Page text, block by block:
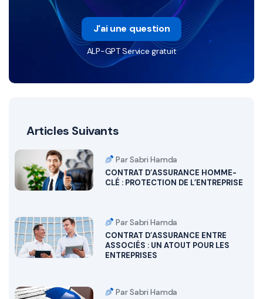
J'ai une question
ALP-GPT Service gratuit
Articles Suivants
Par Sabri Hamda
CONTRAT D’ASSURANCE HOMME-
CLÉ : PROTECTION DE L’ENTREPRISE
Par Sabri Hamda
CONTRAT D’ASSURANCE ENTRE
ASSOCIÉS : UN ATOUT POUR LES
ENTREPRISES
Par Sabri Hamda